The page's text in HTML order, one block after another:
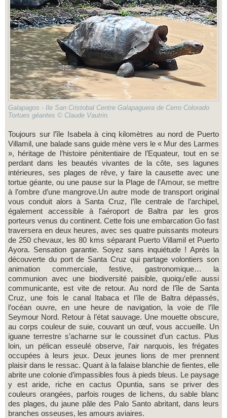
Galapagos - Ile San Cristobal Centre Galapaguera de Cerro Colorado
Tortues géantes © Claude Vautrin.
Toujours sur l’île Isabela à cinq kilomètres au nord de Puerto
Villamil, une balade sans guide mène vers le « Mur des Larmes
», héritage de l’histoire pénitentiaire de l’Equateur, tout en se
perdant dans les beautés vivantes de la côte, ses lagunes
intérieures, ses plages de rêve, y faire la causette avec une
tortue géante, ou une pause sur la Plage de l’Amour, se mettre
à l’ombre d’une mangrove.Un autre mode de transport original
vous conduit alors à Santa Cruz, l’île centrale de l’archipel,
également accessible à l’aéroport de Baltra par les gros
porteurs venus du continent. Cette fois une embarcation Go fast
traversera en deux heures, avec ses quatre puissants moteurs
de 250 chevaux, les 80 kms séparant Puerto Villamil et Puerto
Ayora. Sensation garantie. Soyez sans inquiétude ! Après la
découverte du port de Santa Cruz qui partage volontiers son
animation commerciale, festive, gastronomique… la
communion avec une biodiversité paisible, quoiqu’elle aussi
communicante, est vite de retour. Au nord de l’île de Santa
Cruz, une fois le canal Itabaca et l’île de Baltra dépassés,
l’océan ouvre, en une heure de navigation, la voie de l’île
Seymour Nord. Retour à l’état sauvage. Une mouette obscure,
au corps couleur de suie, couvant un œuf, vous accueille. Un
iguane terrestre s’acharne sur le coussinet d’un cactus. Plus
loin, un pélican esseulé observe, l’air narquois, les frégates
occupées à leurs jeux. Deux jeunes lions de mer prennent
plaisir dans le ressac. Quant à la falaise blanchie de fientes, elle
abrite une colonie d’impassibles fous à pieds bleus. Le paysage
y est aride, riche en cactus Opuntia, sans se priver des
couleurs orangées, parfois rouges de lichens, du sable blanc
des plages, du jaune pâle des Palo Santo abritant, dans leurs
branches osseuses, les amours aviaires.